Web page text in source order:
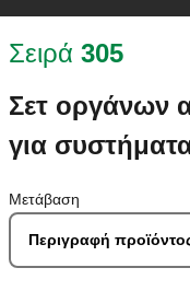
Σειρά 305
Σετ οργάνων
για
Μετάβαση
Περιγραφή